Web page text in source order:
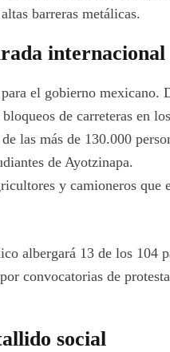
barreras metálicas.
internacional
el gobierno mexicano.
de carreteras en
las más de 130.000
de Ayotzinapa.
y camioneros que
albergará 13 de los 104
convocatorias de
social